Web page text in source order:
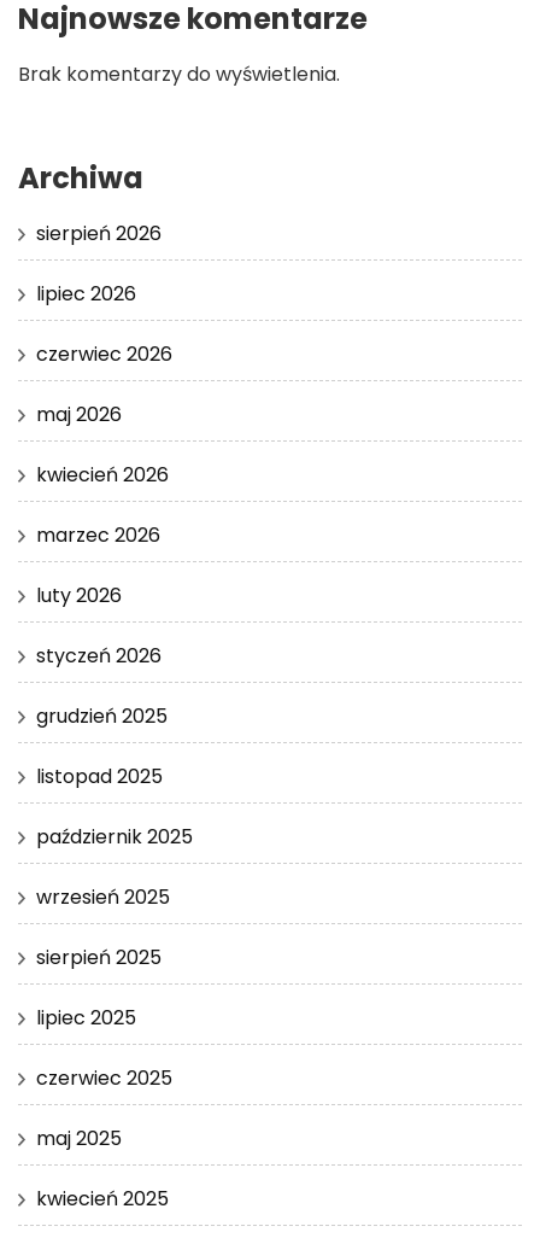
Najnowsze komentarze
Brak komentarzy do wyświetlenia.
Archiwa
sierpień 2026
lipiec 2026
czerwiec 2026
maj 2026
kwiecień 2026
marzec 2026
luty 2026
styczeń 2026
grudzień 2025
listopad 2025
październik 2025
wrzesień 2025
sierpień 2025
lipiec 2025
czerwiec 2025
maj 2025
kwiecień 2025